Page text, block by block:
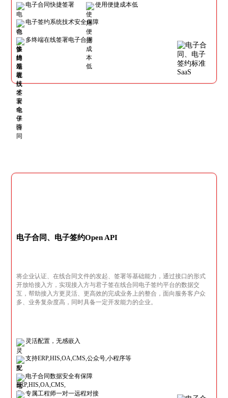
电子合同快捷签署 使用便捷成本低
电子签约系统技术安全保障
多终端在线签署电子合同
电子合同、电子签约Open API
将企业认证、在线合同文件的发起、签署等基础能力，通过接口的形式
开放给接入方，实现接入方与君子签在线合同电子签约平台的数据交
互，帮助接入方更灵活、更高效的完成业务上的整合，面向服务客户众
多、业务复杂度高，同时具备一定开发能力的企业。
灵活配置，无感嵌入
支持ERP,HIS,OA,CMS,公众号,小程序等
电子合同数据安全有保障
专属工程师一对一远程对接